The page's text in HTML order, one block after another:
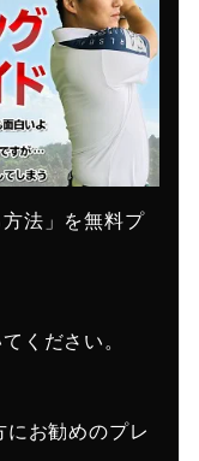
法」を無料プ
ください。
お勧めのプレ